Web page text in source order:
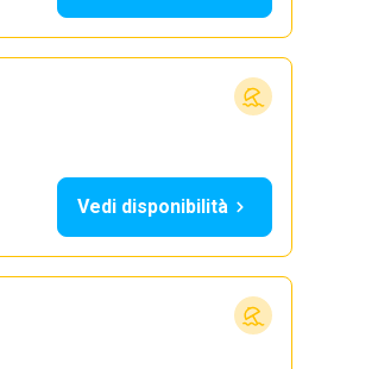
Vedi disponibilità